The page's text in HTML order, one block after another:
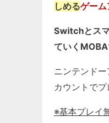
しめるゲーム
Switchとス
ていくMOBA
ニンテンド
カウントでプ
※基本プレイ